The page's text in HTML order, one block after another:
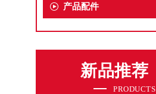
产品配件
新品推荐
PRODUCTS